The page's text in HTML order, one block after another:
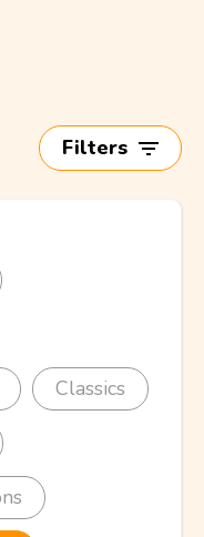
Filters
Classics